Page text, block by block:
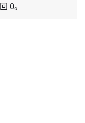
回 0。